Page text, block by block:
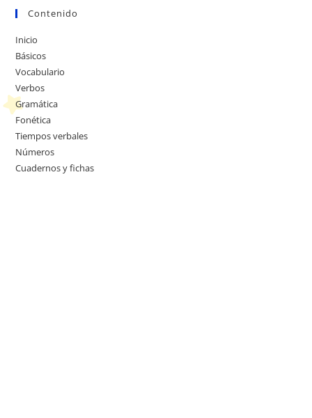
Contenido
Inicio
Básicos
Vocabulario
Verbos
Gramática
Fonética
Tiempos verbales
Números
Cuadernos y fichas